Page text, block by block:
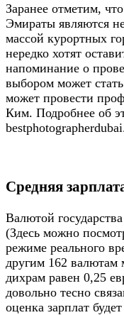
Заранее отметим,
Эмираты являются
массой курортных
нередко хотят
напоминание о
выбором может стать
может провести
Ким. Подробнее об
Средняя
Валютой
(Здесь можно
режиме реального
другим 162 валютам
дихрам равен 0,25
довольно тесно
оценка зарплат